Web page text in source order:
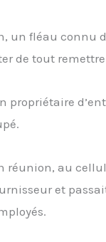
un fléau connu
de tout
propriétaire
réunion, au
et